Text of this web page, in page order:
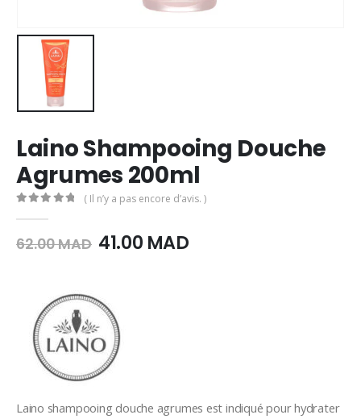
Laino Shampooing Douche
Agrumes 200ml
( Il n’y a pas encore d’avis. )
62.00MAD Le
était :
62.00
MAD.
41.00 MADLe
Laino shampooing douche agrumes est indiqué pour hydrater